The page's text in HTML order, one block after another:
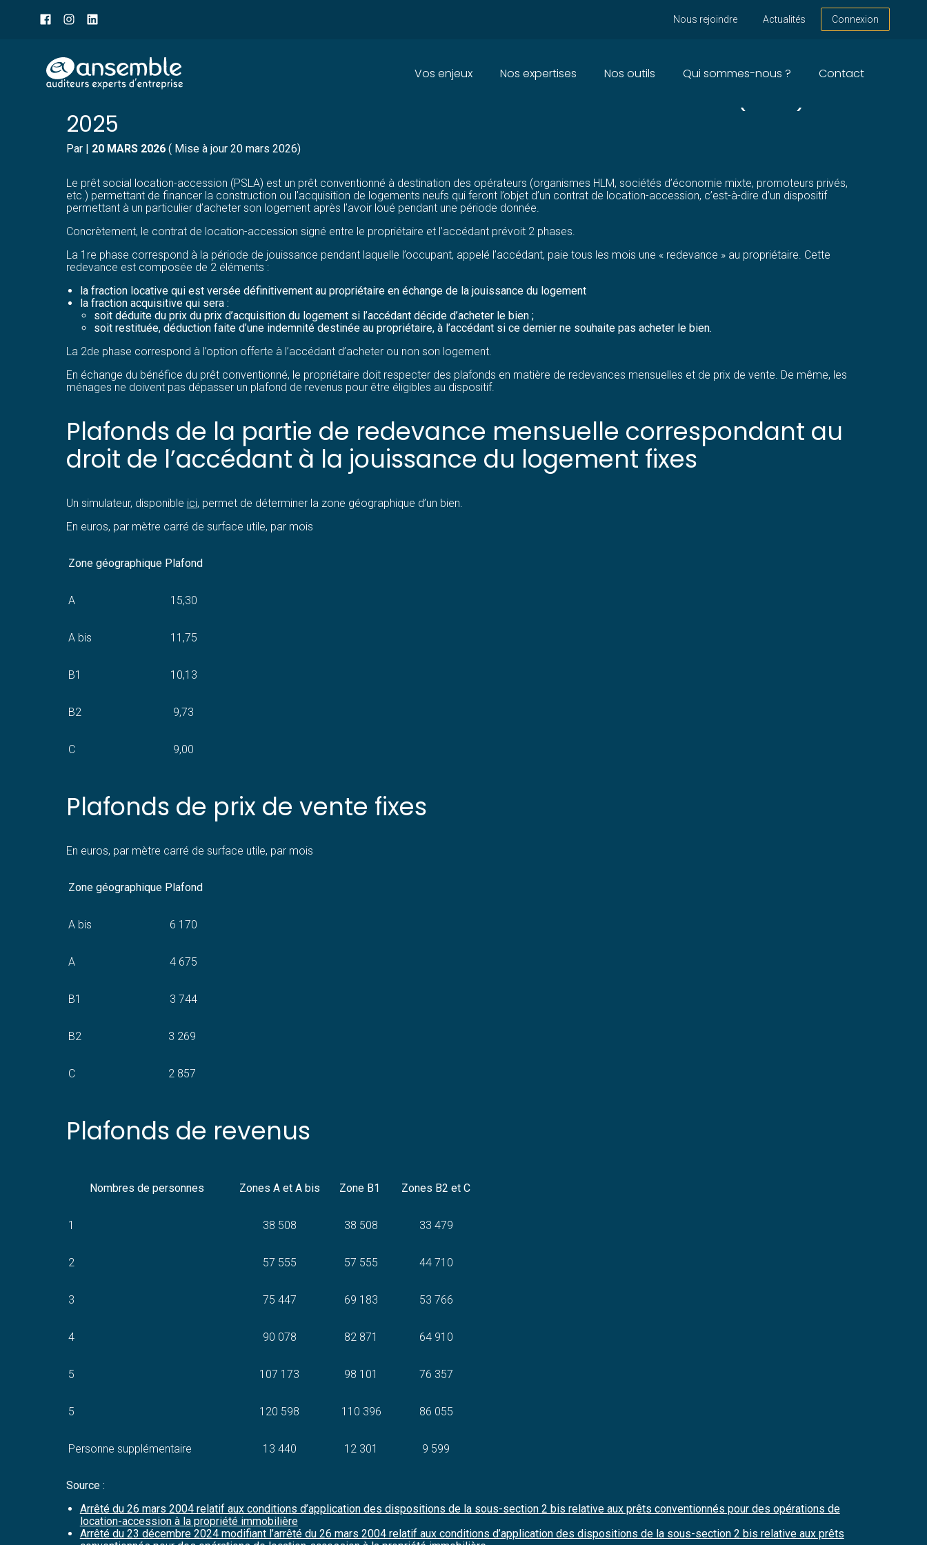
header
Nous rejoindre Actualités Connexion
Aller
au
Principal
Vos enjeux Nos expertises Nos outils Qui sommes-nous ? Contact
PLAFONDS APPLICABLES AU PRÊT SOCIAL LOCATION-ACCESSION (PSLA) –
2025
Par | 20 MARS 2026( Mise à jour 20 mars 2026)
Le prêt social location-accession (PSLA) est un prêt conventionné à destination des opérateurs (organismes HLM, sociétés d’économie mixte, promoteurs privés,
etc.) permettant de financer la construction ou l’acquisition de logements neufs qui feront l’objet d’un contrat de location-accession, c’est-à-dire d’un dispositif
permettant à un particulier d’acheter son logement après l’avoir loué pendant une période donnée.
Concrètement, le contrat de location-accession signé entre le propriétaire et l’accédant prévoit 2 phases.
La 1re phase correspond à la période de jouissance pendant laquelle l’occupant, appelé l’accédant, paie tous les mois une « redevance » au propriétaire. Cette
redevance est composée de 2 éléments :
la fraction locative qui est versée définitivement au propriétaire en échange de la jouissance du logement
la fraction acquisitive qui sera :
soit déduite du prix du prix d’acquisition du logement si l’accédant décide d’acheter le bien ;
soit restituée, déduction faite d’une indemnité destinée au propriétaire, à l’accédant si ce dernier ne souhaite pas acheter le bien.
La 2de phase correspond à l’option offerte à l’accédant d’acheter ou non son logement.
En échange du bénéfice du prêt conventionné, le propriétaire doit respecter des plafonds en matière de redevances mensuelles et de prix de vente. De même, les
ménages ne doivent pas dépasser un plafond de revenus pour être éligibles au dispositif.
Plafonds de la partie de redevance mensuelle correspondant au
droit de l’accédant à la jouissance du logement fixes
Un simulateur, disponible ici, permet de déterminer la zone géographique d’un bien.
En euros, par mètre carré de surface utile, par mois
Zone géographique Plafond
A 15,30
A bis 11,75
B1 10,13
B2 9,73
C 9,00
Plafonds de prix de vente fixes
En euros, par mètre carré de surface utile, par mois
Zone géographique Plafond
A bis 6 170
A 4 675
B1 3 744
B2 3 269
C 2 857
Plafonds de revenus
Nombres de personnes Zones A et A bis Zone B1 Zones B2 et C
1 38 508 38 508 33 479
2 57 555 57 555 44 710
3 75 447 69 183 53 766
4 90 078 82 871 64 910
5 107 173 98 101 76 357
5 120 598 110 396 86 055
Personne supplémentaire 13 440 12 301 9 599
Source :
Arrêté du 26 mars 2004 relatif aux conditions d’application des dispositions de la sous-section 2 bis relative aux prêts conventionnés pour des opérations de
location-accession à la propriété immobilière
Arrêté du 23 décembre 2024 modifiant l’arrêté du 26 mars 2004 relatif aux conditions d’application des dispositions de la sous-section 2 bis relative aux prêts